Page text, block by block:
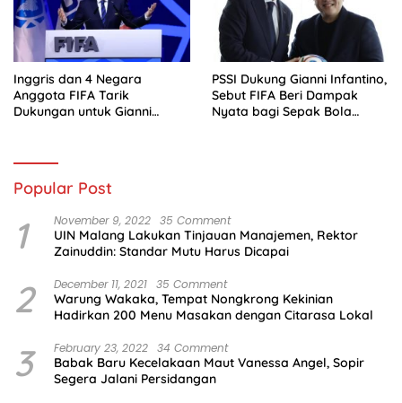
Inggris dan 4 Negara
Anggota FIFA Tarik
Dukungan untuk Gianni
PSSI Dukung Gianni Infantino,
Sebut FIFA Beri Dampak
Nyata bagi Sepak Bola
Popular Post
1 November 9, 2022 35 Comment
UIN Malang Lakukan Tinjauan Manajemen, Rektor
Zainuddin: Standar Mutu Harus Dicapai
2 December 11, 2021 35 Comment
Warung Wakaka, Tempat Nongkrong Kekinian
Hadirkan 200 Menu Masakan dengan Citarasa Lokal
3 February 23, 2022 34 Comment
Babak Baru Kecelakaan Maut Vanessa Angel, Sopir
Segera Jalani Persidangan